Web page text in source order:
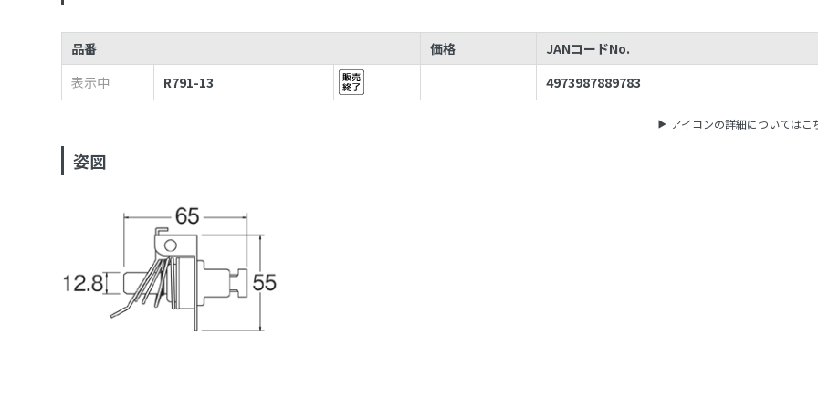
品番 価格
JANコードNo.
表示中
R791-13 4973987889783
アイコンの詳細についてはこ
姿図